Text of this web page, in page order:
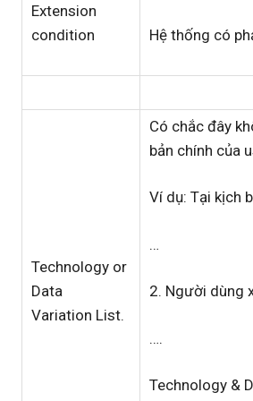
Extension
condition
Hệ thống có
Technology or
Data
Variation List.
Có chắc đây
bản chính của
Ví dụ: Tại kịch
…
2. Người dùng
….
Technology &